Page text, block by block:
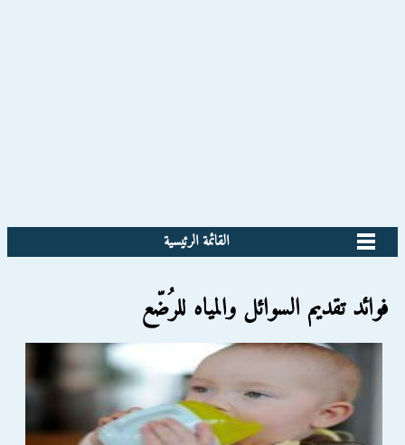
القائمة الرئيسية
فوائد تقديم السوائل والمياه للرُضّع